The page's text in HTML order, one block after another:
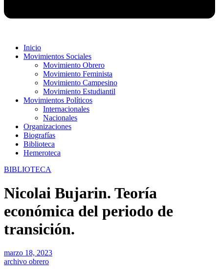
Inicio
Movimientos Sociales
Movimiento Obrero
Movimiento Feminista
Movimiento Campesino
Movimiento Estudiantil
Movimientos Políticos
Internacionales
Nacionales
Organizaciones
Biografías
Biblioteca
Hemeroteca
BIBLIOTECA
Nicolai Bujarin. Teoría
económica del periodo de
transición.
marzo 18, 2023
archivo obrero